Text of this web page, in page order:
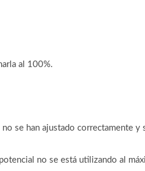
al 100%.
se han ajustado correctamente y
no se está utilizando al